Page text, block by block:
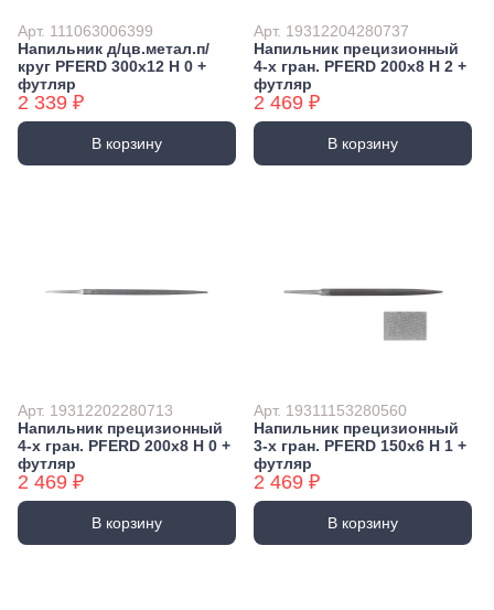
Арт. 111063006399
Напильник д/цв.метал.п/
круг PFERD 300х12 H 0 +
футляр
2 339 ₽
В корзину
Арт. 19312204280737
Напильник прецизионный
4-х гран. PFERD 200х8 H 2 +
футляр
2 469 ₽
В корзину
Арт. 19312202280713
Напильник прецизионный
4-х гран. PFERD 200х8 H 0 +
футляр
2 469 ₽
В корзину
Арт. 19311153280560
Напильник прецизионный
3-х гран. PFERD 150х6 H 1 +
футляр
2 469 ₽
В корзину